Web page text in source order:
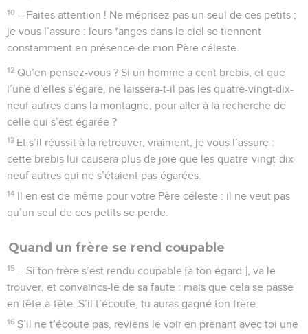
10 —Faites attention ! Ne méprisez pas un seul de ces petits ;
je vous l’assure : leurs *anges dans le ciel se tiennent
constamment en présence de mon Père céleste.
12 Qu’en pensez-vous ? Si un homme a cent brebis, et que
l’une d’elles s’égare, ne laissera-t-il pas les quatre-vingt-dix-
neuf autres dans la montagne, pour aller à la recherche de
celle qui s’est égarée ?
13 Et s’il réussit à la retrouver, vraiment, je vous l’assure :
cette brebis lui causera plus de joie que les quatre-vingt-dix-
neuf autres qui ne s’étaient pas égarées.
14 Il en est de même pour votre Père céleste : il ne veut pas
qu’un seul de ces petits se perde.
Quand un frère se rend coupable
15 —Si ton frère s’est rendu coupable [à ton égard ], va le
trouver, et convaincs-le de sa faute : mais que cela se passe
en tête-à-tête. S’il t’écoute, tu auras gagné ton frère.
16 S’il ne t’écoute pas, reviens le voir en prenant avec toi une